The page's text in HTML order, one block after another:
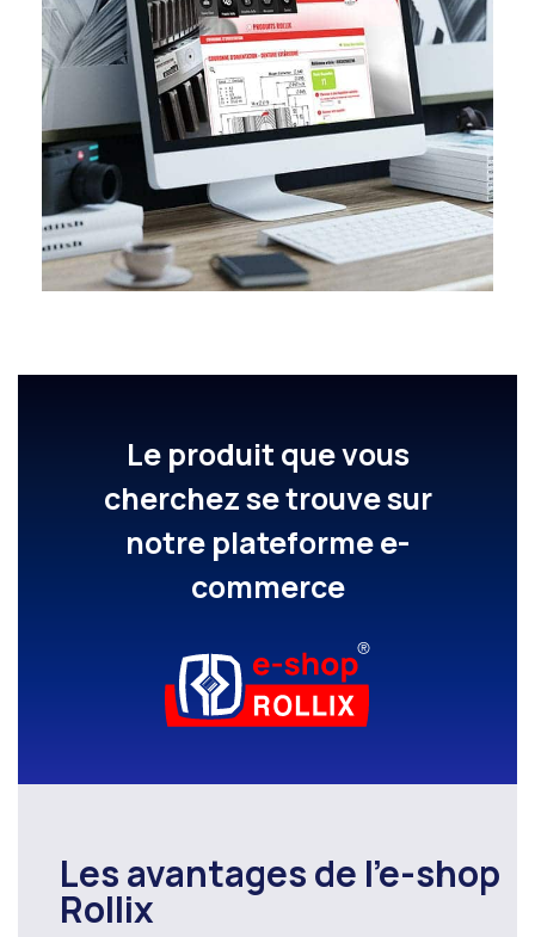
Le produit que vous
cherchez se trouve sur
notre plateforme e-
commerce
Les avantages de l’e-shop
Rollix